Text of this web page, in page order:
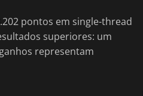
pontos em single-thread
superiores: um
representam